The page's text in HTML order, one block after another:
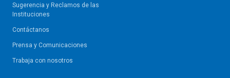
Sugerencia y Reclamos de las
Instituciones
Contáctanos
Prensa y Comunicaciones
Trabaja con nosotros